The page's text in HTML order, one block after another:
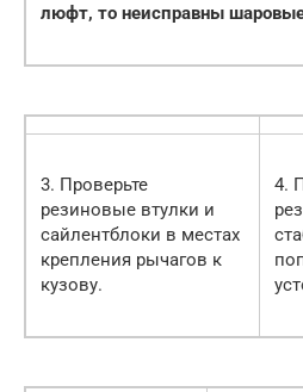
люфт, то неисправны
3. Проверьте
резиновые втулки и
сайлентблоки в местах
крепления рычагов к
кузову.
4.